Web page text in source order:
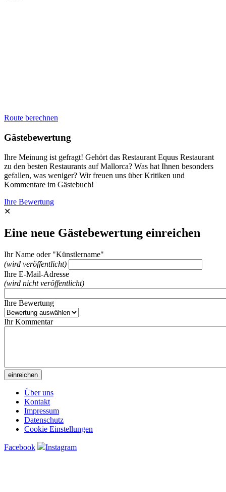
Route berechnen
Gästebewertung
Ihre Meinung ist gefragt! Gehört das Restaurant Equus Restaurant
zu den besten Restaurants auf Mallorca? Was hat Ihnen besonders
gefallen, was weniger? Wir freuen uns über Kritiken und
Kommentare im Gästebuch!
Ihre Bewertung
✕
Eine neue Gästebewertung einreichen
Ihr Name oder "Künstlername"
(wird veröffentlicht)
Ihre E-Mail-Adresse
(wird nicht veröffentlicht)
Ihre Bewertung
Ihr Kommentar
Über uns
Kontakt
Impressum
Datenschutz
Cookie Einstellungen
Facebook Instagram